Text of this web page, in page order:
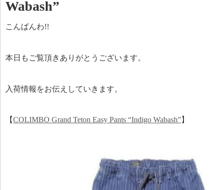
Wabash”
こんばんわ!!
本日もご覧頂きありがとうございます。
入荷情報をお伝えしていきます。
【COLIMBO Grand Teton Easy Pants “Indigo Wabash”】